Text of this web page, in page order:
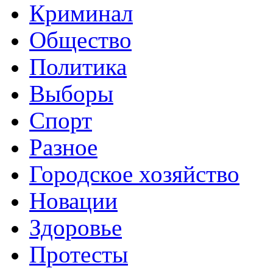
Криминал
Общество
Политика
Выборы
Спорт
Разное
Городское хозяйство
Новации
Здоровье
Протесты